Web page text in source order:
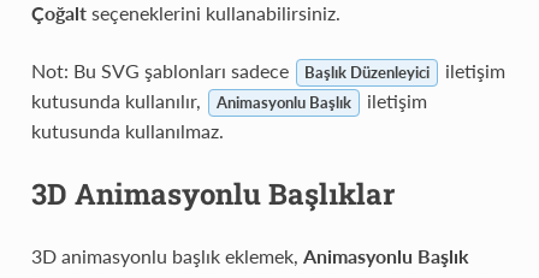
Çoğaltseçeneklerini kullanabilirsiniz.
Not: Bu SVG şablonları sadece Başlık Düzenleyici
iletişim
kutusunda kullanılır,
Animasyonlu Başlık
iletişim
kutusunda kullanılmaz.
3D Animasyonlu Başlıklar
3D animasyonlu başlık eklemek, Animasyonlu Başlık